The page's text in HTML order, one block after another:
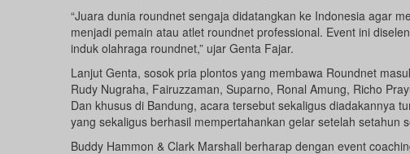
“Juara dunia roundnet sengaja didatangkan ke Indonesia agar
menjadi pemain atau atlet roundnet professional. Event ini
induk olahraga roundnet,” ujar Genta Fajar.
Lanjut Genta, sosok pria plontos yang membawa Roundnet
Rudy Nugraha, Fairuzzaman, Suparno, Ronal Amung, Richo
Dan khusus di Bandung, acara tersebut sekaligus diadakannya
yang sekaligus berhasil mempertahankan gelar setelah setahun
Buddy Hammon & Clark Marshall berharap dengan event